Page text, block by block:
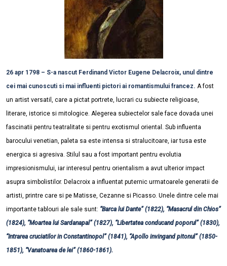
26 apr 1798 – S-a nascut Ferdinand Victor Eugene Delacroix, unul dintre
cei mai cunoscuti si mai influenti pictori ai romantismului francez. A fost
un artist versatil, care a pictat portrete, lucrari cu subiecte religioase,
literare, istorice si mitologice. Alegerea subiectelor sale face dovada unei
fascinatii pentru teatralitate si pentru exotismul oriental. Sub influenta
barocului venetian, paleta sa este intensa si stralucitoare, iar tusa este
energica si agresiva. Stilul sau a fost important pentru evolutia
impresionismului, iar interesul pentru orientalism a avut ulterior impact
asupra simbolistilor. Delacroix a influentat puternic urmatoarele generatii de
artisti, printre care si pe Matisse, Cezanne si Picasso. Unele dintre cele mai
importante tablouri ale sale sunt: “Barca lui Dante” (1822), “Masacrul din Chios”
(1824), “Moartea lui Sardanapal” (1827), “Libertatea conducand poporul” (1830),
“Intrarea cruciatilor in Constantinopol” (1841), “Apollo invingand pitonul” (1850-
1851), “Vanatoarea de lei” (1860-1861).